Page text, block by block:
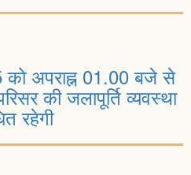
अपराह्न 01.00 बजे से
की जलापूर्ति व्यवस्था
रहेगी